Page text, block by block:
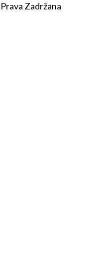
Zadržana